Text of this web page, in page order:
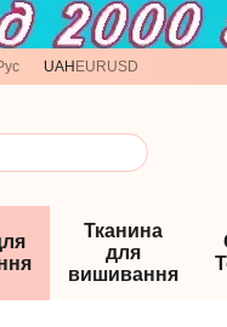
UAH EURUSD
Тканина
для
вишивання